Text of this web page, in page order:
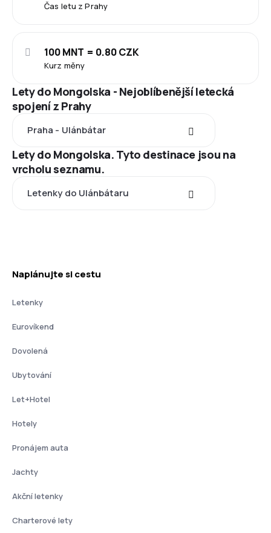
Čas letu z Prahy
Kurz měny
100 MNT = 0.80 CZK
Lety do Mongolska - Nejoblíbenější letecká
spojení z Prahy
Praha - Ulánbátar
Lety do Mongolska. Tyto destinace jsou na
vrcholu seznamu.
Letenky do Ulánbátaru
Naplánujte si cestu
Letenky
Eurovíkend
Dovolená
Ubytování
Let+Hotel
Hotely
Pronájem auta
Jachty
Akční letenky
Charterové lety